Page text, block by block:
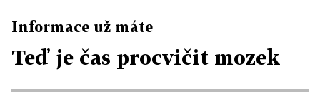
Informace už máte
Teď je čas procvičit mozek